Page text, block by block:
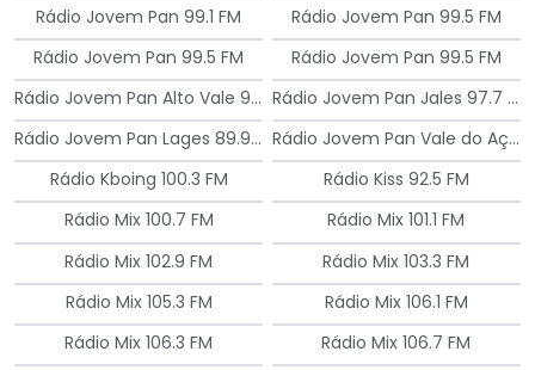
Rádio Jovem Pan 99.1 FM
Rádio Jovem Pan 99.5 FM
Rádio Jovem Pan 99.5 FM
Rádio Jovem Pan 99.5 FM
Rádio Jovem Pan Alto Vale 93.9 FM
Rádio Jovem Pan Jales 97.7 FM
Rádio Jovem Pan Lages 89.9 FM
Rádio Jovem Pan Vale do Aço 103.5 FM
Rádio Kboing 100.3 FM
Rádio Kiss 92.5 FM
Rádio Mix 100.7 FM
Rádio Mix 101.1 FM
Rádio Mix 102.9 FM
Rádio Mix 103.3 FM
Rádio Mix 105.3 FM
Rádio Mix 106.1 FM
Rádio Mix 106.3 FM
Rádio Mix 106.7 FM